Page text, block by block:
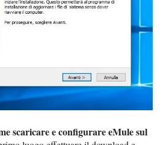
scaricare e configurare eMule sul